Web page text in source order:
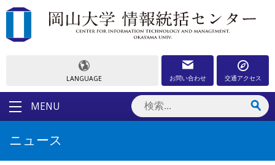
LANGUAGE お問い合わせ 交通アクセス
MENU
ニュース